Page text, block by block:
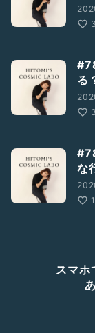
る
な
スマホ